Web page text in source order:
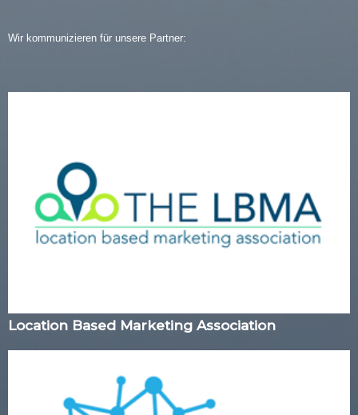
Wir kommunizieren für unsere Partner:
Location Based Marketing Association